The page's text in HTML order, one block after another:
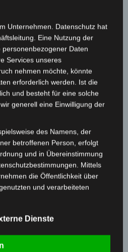
Unternehmen. Datenschutz hat
Eine Nutzung der
Daten
Services unseres
nehmen möchte, könnte
erforderlich werden. Ist die
und besteht für eine solche
generell eine Einwilligung der
des Namens, der
betroffenen Person, erfolgt
und in Übereinstimmung
Mittels
die Öffentlichkeit über
und verarbeiteten
möglichst lückenlosen Schutz
Daten
Dienste